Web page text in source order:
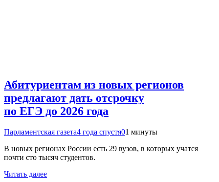
Абитуриентам из новых регионов
предлагают дать отсрочку
по ЕГЭ до 2026 года
Парламентская газета4 года спустя01 минуты
В новых регионах России есть 29 вузов, в которых учатся
почти сто тысяч студентов.
Читать далее